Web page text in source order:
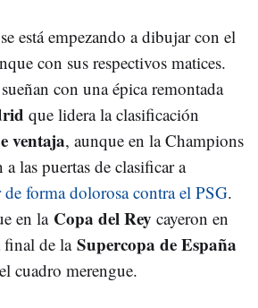
está empezando a dibujar con el
con sus respectivos matices.
con una épica remontada
que lidera la clasificación
ventaja, aunque en la Champions
las puertas de clasificar a
de forma dolorosa contra el PSG.
en la Copa del Rey cayeron en
final de la Supercopa de España
cuadro merengue.